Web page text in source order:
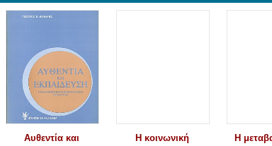
Αυθεντία και
Η κοινωνική
Η